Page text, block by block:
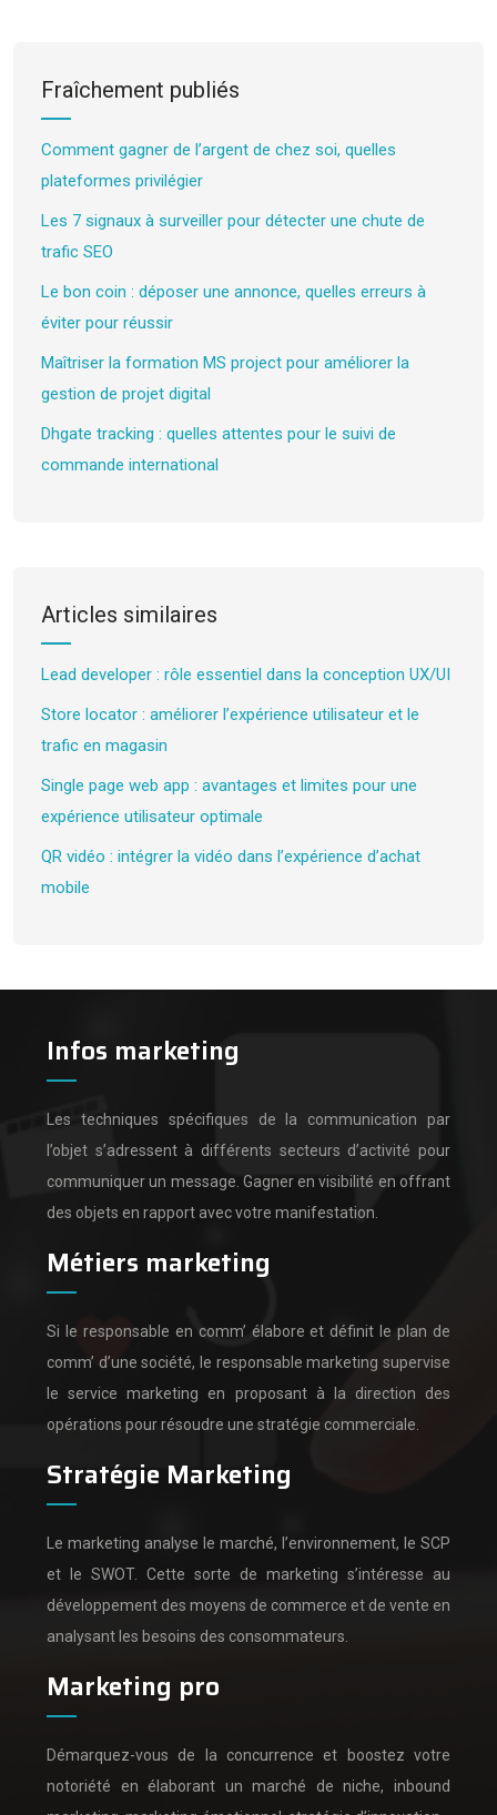
Fraîchement publiés
Comment gagner de l’argent de chez soi, quelles
plateformes privilégier
Les 7 signaux à surveiller pour détecter une chute de
trafic SEO
Le bon coin : déposer une annonce, quelles erreurs à
éviter pour réussir
Maîtriser la formation MS project pour améliorer la
gestion de projet digital
Dhgate tracking : quelles attentes pour le suivi de
commande international
Articles similaires
Lead developer : rôle essentiel dans la conception UX/UI
Store locator : améliorer l’expérience utilisateur et le
trafic en magasin
Single page web app : avantages et limites pour une
expérience utilisateur optimale
QR vidéo : intégrer la vidéo dans l’expérience d’achat
mobile
Infos marketing
Les techniques spécifiques de la communication par
l’objet s’adressent à différents secteurs d’activité pour
communiquer un message. Gagner en visibilité en offrant
des objets en rapport avec votre manifestation.
Métiers marketing
Si le responsable en comm’ élabore et définit le plan de
comm’ d’une société, le responsable marketing supervise
le service marketing en proposant à la direction des
opérations pour résoudre une stratégie commerciale.
Stratégie Marketing
Le marketing analyse le marché, l’environnement, le SCP
et le SWOT. Cette sorte de marketing s’intéresse au
développement des moyens de commerce et de vente en
analysant les besoins des consommateurs.
Marketing pro
Démarquez-vous de la concurrence et boostez votre
notoriété en élaborant un marché de niche, inbound